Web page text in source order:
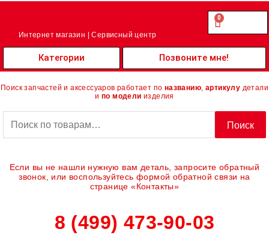
Перейти
Интернет магазин | Сервисный центр
0.00
0
Cart
Категории Позвоните мне!
Поиск запчастей и аксессуаров работает по названию артикулу детали
и по модели изделия
Поиск
Если вы не нашли нужную вам деталь, запросите обратный
звонок, или воспользуйтесь формой обратной связи на
странице «Контакты»
8 (499) 473-90-03